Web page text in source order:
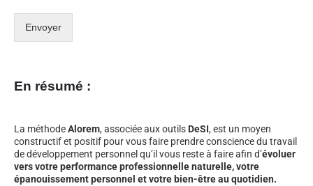
Envoyer
En résumé :
La méthodeAlorem, associée aux outils DeSI, est un moyen
constructif et positif pour vous faire prendre conscience du travail
de développement personnel qu’il vous reste à faire afin d’évoluer
vers votre performance professionnelle naturelle, votre
épanouissement personnel et votre bien-être au quotidien.